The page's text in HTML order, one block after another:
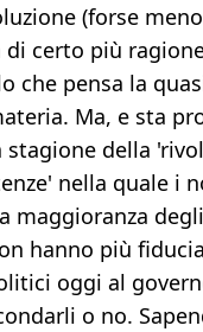
(forse meno
certo più
che pensa la
Ma, e sta
della
nella quale i
maggioranza
hanno più
oggi al
o no.